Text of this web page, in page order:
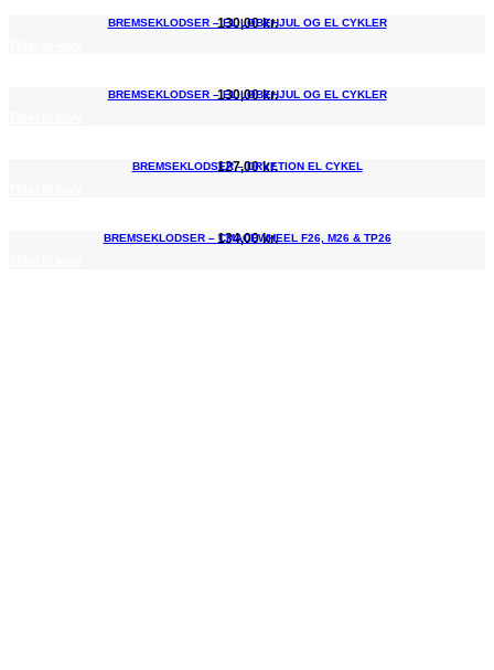
130,00kr.
BREMSEKLODSER – EL LØBEHJUL OG EL CYKLER
130,00kr.
BREMSEKLODSER – EL LØBEHJUL OG EL CYKLER
127,00kr.
BREMSEKLODSER – DRVETION EL CYKEL
134,00kr.
BREMSEKLODSER – CMACEWHEEL F26, M26 & TP26